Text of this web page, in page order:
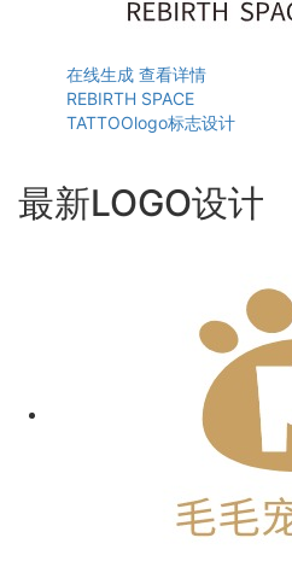
在线生成 查看详情
REBIRTH SPACE
TATTOOlogo标志设计
最新LOGO设计